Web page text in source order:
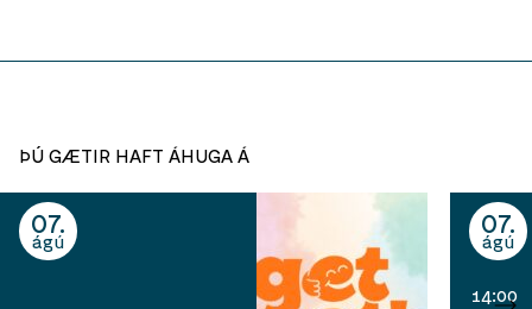
ÞÚ GÆTIR HAFT ÁHUGA Á
07
ágú
07
ágú
14:00